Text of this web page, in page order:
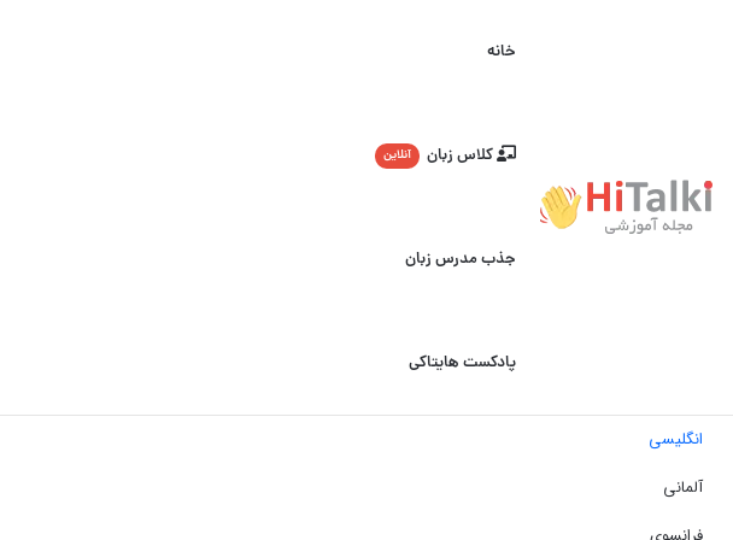
خانه
کلاس زبان آنلاین
جذب مدرس زبان
پادکست هایتاکی
انگلیسی
آلمانی